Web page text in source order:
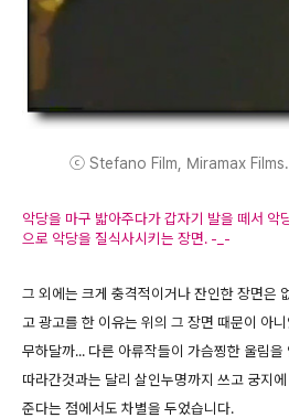
ⓒ Stefano Film, Miramax
악당을 마구 밟아주다가 갑자기 발을 떼서 악
으로 악당을 질식사시키는 장면. -_-
그 외에는 크게 충격적이거나 잔인한 장면은
고 광고를 한 이유는 위의 그 장면 때문이 아
무하달까... 다른 아류작들이 가슴찡한 울림
따라간것과는 달리 살인누명까지 쓰고 궁지
준다는 점에서도 차별을 두었습니다.